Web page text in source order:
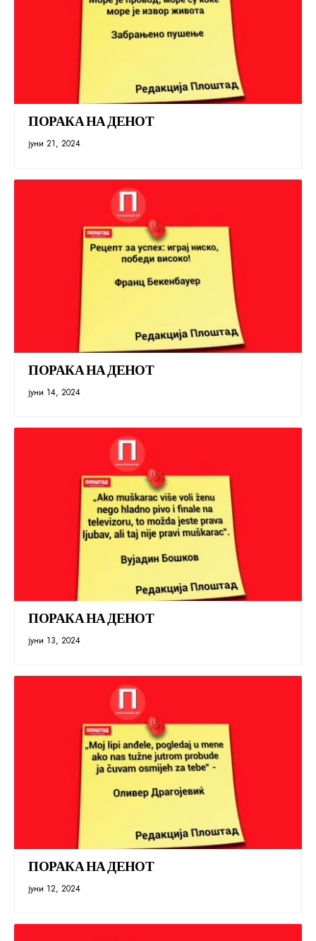
ПОРАКА НА ДЕНОТ
јуни 21, 2024
ПОРАКА НА ДЕНОТ
јуни 14, 2024
ПОРАКА НА ДЕНОТ
јуни 13, 2024
ПОРАКА НА ДЕНОТ
јуни 12, 2024